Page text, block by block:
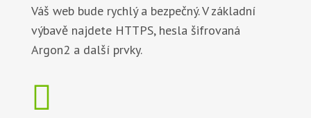
Váš web bude rychlý a bezpečný. V základní
výbavě najdete HTTPS, hesla šifrovaná
Argon2 a další prvky.
